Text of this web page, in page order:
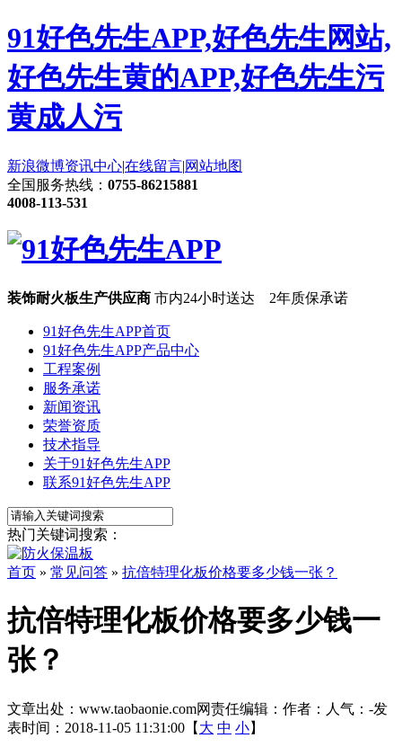
91好色先生APP,好色先生网站,
好色先生黄的APP,好色先生污
黄成人污
新浪微博资讯中心|在线留言|网站地图
全国服务热线： 0755-86215881
4008-113-531
装饰耐火板生产供应商 市内24小时送达 2年质保承诺
91好色先生APP首页
91好色先生APP产品中心
工程案例
服务承诺
新闻资讯
荣誉资质
技术指导
关于91好色先生APP
联系91好色先生APP
热门关键词搜索：
首页 » 常见问答 » 抗倍特理化板价格要多少钱一张？
抗倍特理化板价格要多少钱一
张？
文章出处：www.taobaonie.com网责任编辑： 作者： 人气： -发
表时间：2018-11-05 11:31:00【 大 中 小】